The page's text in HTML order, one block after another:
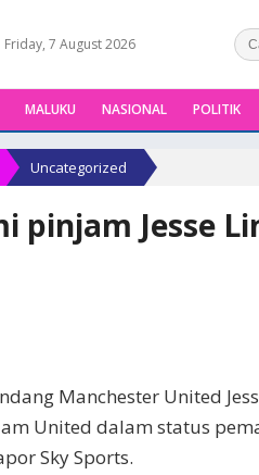
Friday, 7 August 2026
MALUKU NASIONAL POLITIK
Uncategorized
pinjam Jesse
Manchester United
United dalam status
Sky Sports.